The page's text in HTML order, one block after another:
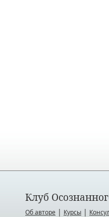
Клуб
Об авторе | Курсы |